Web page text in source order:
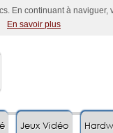
En continuant à
En savoir plus
Jeux Vidéo